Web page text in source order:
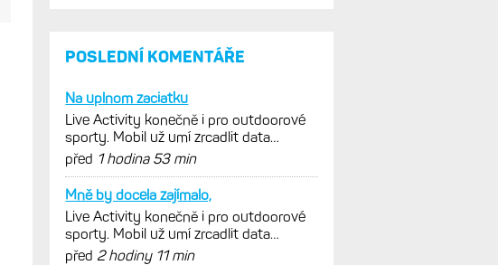
POSLEDNÍ KOMENTÁŘE
Na uplnom zaciatku
Live Activity konečně i pro outdoorové
sporty. Mobil už umí zrcadlit data
cyklistiky, běhu i chůze
před 1 hodina 53 min
Mně by docela zajímalo,
Live Activity konečně i pro outdoorové
sporty. Mobil už umí zrcadlit data
cyklistiky, běhu i chůze
před 2 hodiny 11 min